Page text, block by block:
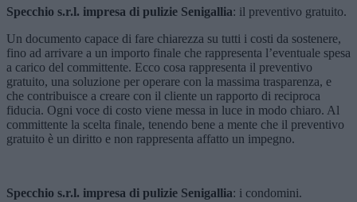
Specchio s.r.l. impresa di pulizie Senigallia: il preventivo gratuito.
Un documento capace di fare chiarezza su tutti i costi da sostenere,
fino ad arrivare a un importo finale che rappresenta l’eventuale spesa
a carico del committente. Ecco cosa rappresenta il preventivo
gratuito, una soluzione per operare con la massima trasparenza, e
che contribuisce a creare con il cliente un rapporto di reciproca
fiducia. Ogni voce di costo viene messa in luce in modo chiaro. Al
committente la scelta finale, tenendo bene a mente che il preventivo
gratuito è un diritto e non rappresenta affatto un impegno.
Specchio s.r.l. impresa di pulizie Senigallia: i condomini.